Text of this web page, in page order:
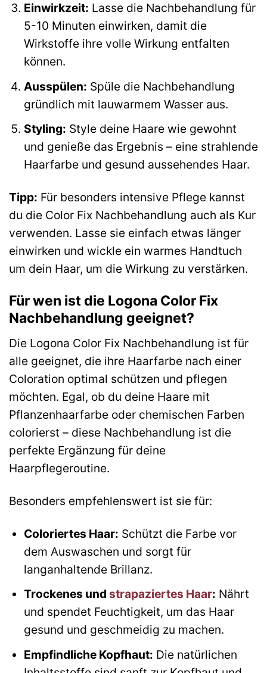
Einwirkzeit: Lasse die Nachbehandlung für
5-10 Minuten einwirken, damit die
Wirkstoffe ihre volle Wirkung entfalten
können.
Ausspülen: Spüle die Nachbehandlung
gründlich mit lauwarmem Wasser aus.
Styling: Style deine Haare wie gewohnt
und genieße das Ergebnis – eine strahlende
Haarfarbe und gesund aussehendes Haar.
Tipp: Für besonders intensive Pflege kannst
du die Color Fix Nachbehandlung auch als Kur
verwenden. Lasse sie einfach etwas länger
einwirken und wickle ein warmes Handtuch
um dein Haar, um die Wirkung zu verstärken.
Für wen ist die Logona Color Fix
Nachbehandlung geeignet?
Die Logona Color Fix Nachbehandlung ist für
alle geeignet, die ihre Haarfarbe nach einer
Coloration optimal schützen und pflegen
möchten. Egal, ob du deine Haare mit
Pflanzenhaarfarbe oder chemischen Farben
colorierst – diese Nachbehandlung ist die
perfekte Ergänzung für deine
Haarpflegeroutine.
Besonders empfehlenswert ist sie für:
Coloriertes Haar: Schützt die Farbe vor
dem Auswaschen und sorgt für
langanhaltende Brillanz.
Trockenes und strapaziertes Haar: Nährt
und spendet Feuchtigkeit, um das Haar
gesund und geschmeidig zu machen.
Empfindliche Kopfhaut: Die natürlichen